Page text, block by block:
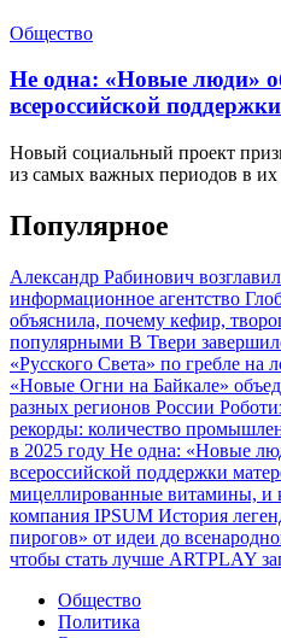
Общество
Не одна: «Новые люди»
всероссийской
Новый социальный проект
из самых важных периодов в
Популярное
Александр Рабинович
информационное агентство
объяснила, почему кефир,
популярными В Твери
«Русского Света» по гребле на
«Новые Огни на Байкале»
разных регионов России
рекорды: количество
в 2025 году Не одна: «Новые
всероссийской поддержки
мицеллированные витамины, и
компания IPSUM История
пирогов» от идеи до
чтобы стать лучше ARTPLAY
Общество
Политика